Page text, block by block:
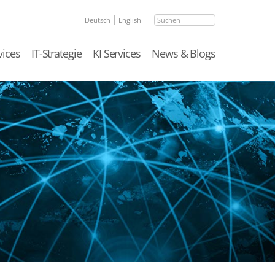
Suchen
Deutsch English
IT-Strategie KI Services News & Blogs